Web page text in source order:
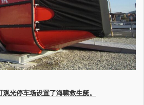
光停车场设置了海啸救生艇。